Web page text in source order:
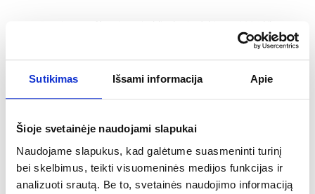
Sutikimas Išsami informacija Apie
Šioje svetainėje naudojami slapukai
Naudojame slapukus, kad galėtume suasmeninti turinį
bei skelbimus, teikti visuomeninės medijos funkcijas ir
analizuoti srautą. Be to, svetainės naudojimo informaciją
Baseino sienelės pagamintos iš "DuraPlus" medžiagos,
sustiprintos poliesterio tinklelio šerdimi ir dviem storais PVC
sluoksniais, užtikrinančiais puikų tvirtumą ir ilgaamžiškumą.
FrameLink System ™ - specialiai suformuotos trigubos
jungtys apsaugo nuo metalo korozijos.
Didžiausias baseino tūris - (90 %): 9 150 L (90 %)
Papildomos horizontalios sutvirtinimo juostos neleidžia
Sudėtis: vienas baseinas, filtravimo siurblys (Nr. 58383),
suderinamas su I tipo filtru (Nr. 58093), kopėčios (Nr.
58330).